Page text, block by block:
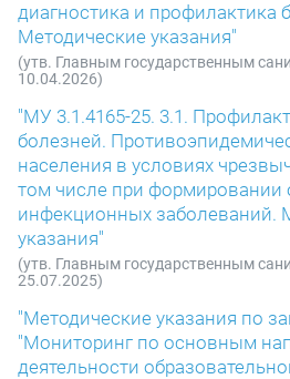
диагностика и профилактика
Методические указания"
(утв. Главным государственным
10.04.2026)
"МУ 3.1.4165-25. 3.1.
болезней.
населения в условиях
том числе при формировании
инфекционных заболеваний.
указания"
(утв. Главным государственным
25.07.2025)
"Методические указания по
"Мониторинг по основным
деятельности